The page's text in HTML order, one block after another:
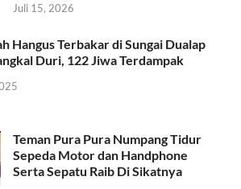
Juli 15, 2026
Hangus Terbakar di Sungai Dualap
Duri, 122 Jiwa Terdampak
Teman Pura Pura Numpang Tidur
Sepeda Motor dan Handphone
Serta Sepatu Raib Di Sikatnya